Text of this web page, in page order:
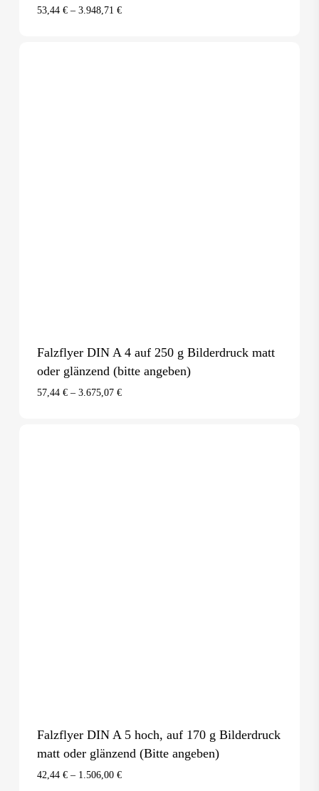
53,44 €– 3.948,71 €
Falzflyer DIN A 4 auf 250 g Bilderdruck matt
oder glänzend (bitte angeben)
57,44 €– 3.675,07 €
Falzflyer DIN A 5 hoch, auf 170 g Bilderdruck
matt oder glänzend (Bitte angeben)
42,44 €– 1.506,00 €